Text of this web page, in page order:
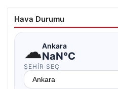
Hava Durumu
☁Ankara
NaN°C
ŞEHIR SEÇ